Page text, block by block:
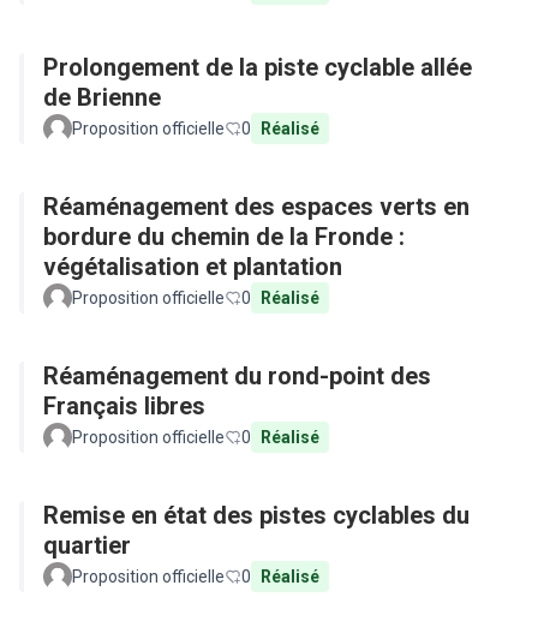
Prolongement de la piste cyclable allée
de Brienne
Proposition officielle 0 Réalisé
Réaménagement des espaces verts en
bordure du chemin de la Fronde :
végétalisation et plantation
Proposition officielle 0 Réalisé
Réaménagement du rond-point des
Français libres
Proposition officielle 0 Réalisé
Remise en état des pistes cyclables du
quartier
Proposition officielle 0 Réalisé